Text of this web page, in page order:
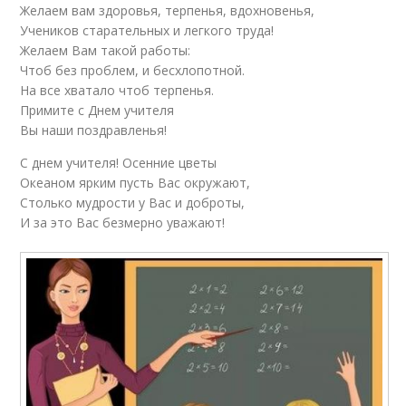
Желаем вам здоровья, терпенья, вдохновенья,
Учеников старательных и легкого труда!
Желаем Вам такой работы:
Чтоб без проблем, и бесхлопотной.
На все хватало чтоб терпенья.
Примите с Днем учителя
Вы наши поздравленья!
С днем учителя! Осенние цветы
Океаном ярким пусть Вас окружают,
Столько мудрости у Вас и доброты,
И за это Вас безмерно уважают!